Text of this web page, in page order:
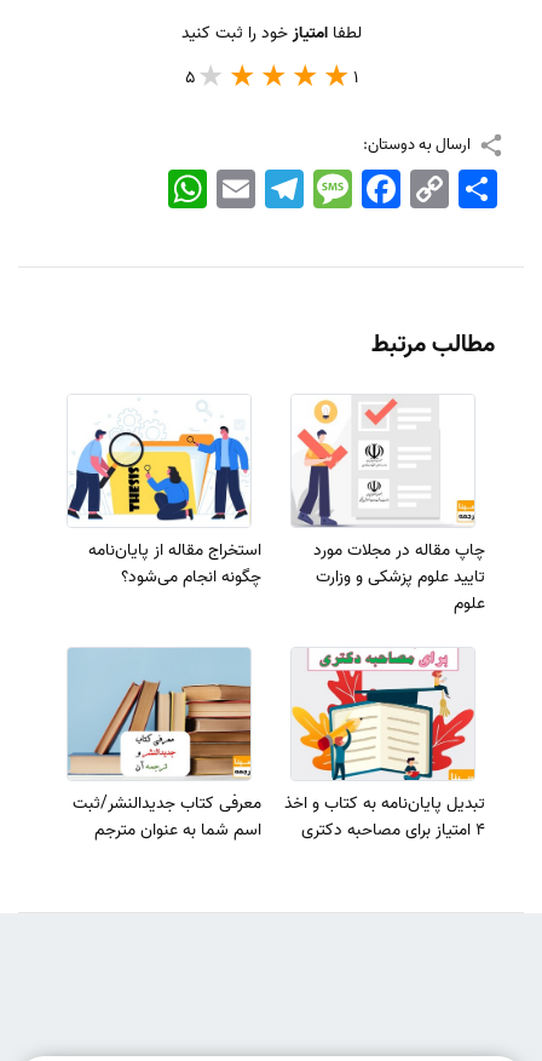
لطفاامتیازخود را ثبت کنید
1
5
ارسال به دوستان:
WhatsApp EmailTelegramMessageFacebook Copy
Link
اشتراک
مطالب مرتبط
چاپ مقاله در مجلات مورد
تایید علوم پزشکی و وزارت
علوم
استخراج مقاله از پایان‌نامه
چگونه انجام می‌شود؟
تبدیل پایان‌نامه به کتاب و اخذ
4 امتیاز برای مصاحبه دکتری
معرفی کتاب جدیدالنشر/ثبت
اسم شما به‌ عنوان مترجم